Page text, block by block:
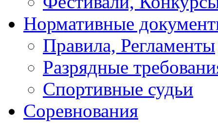
Нормативные
Правила, Регламенты
Разрядные
Спортивные судьи
Соревнования